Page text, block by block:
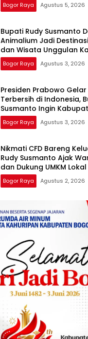
Bogor Raya Agustus 5, 2026
Bupati Rudy Susmanto
Animalium Jadi
dan Wisata Unggulan
Bogor Raya Agustus 3, 2026
Presiden Prabowo
Terbersih di Indonesia,
Susmanto Ingin
yang Terbaik
Bogor Raya Agustus 3, 2026
Nikmati CFD Bareng
Rudy Susmanto Ajak
dan Dukung UMKM Lokal
Bogor Raya Agustus 2, 2026